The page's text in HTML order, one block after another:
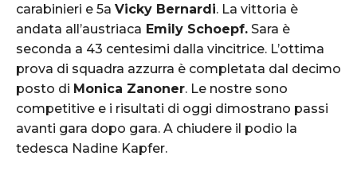
carabinieri e 5a Vicky Bernardi. La vittoria è
andata all’austriaca Emily Schoepf. Sara è
seconda a 43 centesimi dalla vincitrice. L’ottima
prova di squadra azzurra è completata dal decimo
posto di Monica Zanoner. Le nostre sono
competitive e i risultati di oggi dimostrano passi
avanti gara dopo gara. A chiudere il podio la
tedesca Nadine Kapfer.